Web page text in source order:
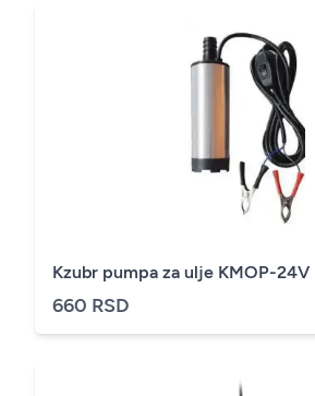
Kzubr pumpa za ulje KMOP-24V
660 RSD